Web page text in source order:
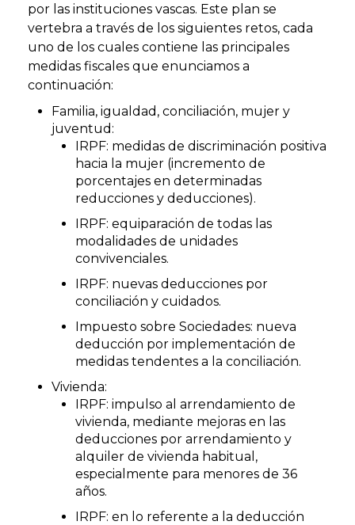
por las instituciones vascas. Este plan se
vertebra a través de los siguientes retos, cada
uno de los cuales contiene las principales
medidas fiscales que enunciamos a
continuación:
Familia, igualdad, conciliación, mujer y
juventud:
IRPF: medidas de discriminación positiva
hacia la mujer (incremento de
porcentajes en determinadas
reducciones y deducciones).
IRPF: equiparación de todas las
modalidades de unidades
convivenciales.
IRPF: nuevas deducciones por
conciliación y cuidados.
Impuesto sobre Sociedades: nueva
deducción por implementación de
medidas tendentes a la conciliación.
Vivienda:
IRPF: impulso al arrendamiento de
vivienda, mediante mejoras en las
deducciones por arrendamiento y
alquiler de vivienda habitual,
especialmente para menores de 36
años.
IRPF: en lo referente a la deducción